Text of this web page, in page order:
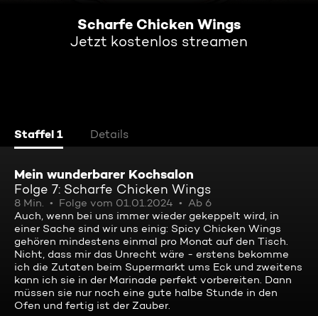
Scharfe Chicken Wings
Jetzt kostenlos streamen
Staffel 1 Details
Mein wunderbarer Kochsalon
Folge 7: Scharfe Chicken Wings
8 Min. Folge vom 01.01.2024
Ab 6
Auch, wenn bei uns immer wieder gekeppelt wird, in
einer Sache sind wir uns einig: Spicy Chicken Wings
gehören mindestens einmal pro Monat auf den Tisch.
Nicht, dass mir das Unrecht wäre - erstens bekomme
ich die Zutaten beim Supermarkt ums Eck und zweitens
kann ich sie in der Marinade perfekt vorbereiten. Dann
müssen sie nur noch eine gute halbe Stunde in den
Ofen und fertig ist der Zauber.